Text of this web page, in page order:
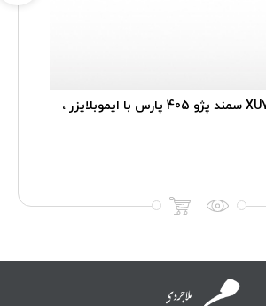
سیم کشی موتور XU7 سمند پژو 405 پارس با ایموبلایزر ،